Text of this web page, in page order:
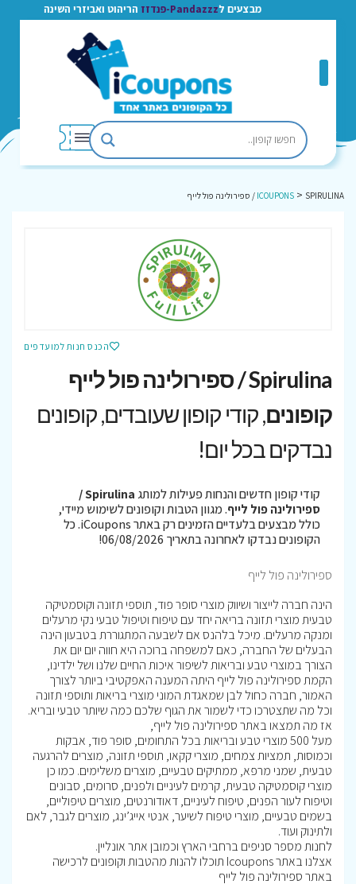
מבצעים לPandazzz-פנדזז הריהוט ואביזרי השינה
ICOUPONS > SPIRULINA / ספירולינה פול לייף
הכנס חנות למועדפים
Spirulina / ספירולינה פול לייף
קופונים, קודי קופון שעובדים, קופונים
נבדקים בכל יום!
קודי קופון חדשים והנחות פעילות למותג
Spirulina /
ספירולינה פול לייף. מגוון הטבות וקופונים לשימוש מיידי,
כולל מבצעים בלעדיים הזמינים רק באתר iCoupons. כל
הקופונים נבדקו לאחרונה בתאריך 06/08/2026!
ספירולינה פול לייף
הינה חברה לייצור ושיווק מוצרי סופר פוד, תוספי תזונה וקוסמטיקה
טבעית מוצרי תזונה בריאה יחד עם טיפוח וטיפול טבעי נקי מרעלים
ומנקה מרעלים. מיכל בלהנס אם לשבעה המתגוררת בטבעון הינה
הבעלים של החברה, כאם למשפחה ברוכה היא חווה יום יום את
הצורך במוצרי טבע ובריאות לשיפור איכות החיים שלנו ושל ילדינו,
הקמת ספירולינה פול לייף היתה המענה האפקטיבי ביותר לצורך
האמור, חברה כחול לבן שמאגדת המוני מוצרי בריאות ותוספי תזונה
וכל מה שתצטרכו כדי לשמור את הגוף שלכם כמה שיותר טבעי ובריא.
אז מה תמצאו באתר ספירולינה פול לייף,
מעל 500 מוצרי טבע ובריאות בכל התחומים, סופר פוד, אבקות
וכמוסות, תמציות צמחים, מוצרי קקאו, תוספי תזונה, מוצרים להרגעה
טבעית, שמני מרפא, ממתיקים טבעיים, מוצרים משלימים. כמו כן
מוצרי קוסמטיקה טבעית, קרמים לעיניים ולפנים, סרומים, סבונים
וטיפוח לעור הפנים, טיפוח לעיניים, דאודורנטים, מוצרים טיפוליים,
בשמים טבעיים, מוצרי טיפוח לשיער, אנטי אייג’ינג, מוצרים לגבר, לאם
ולתינוק ועוד.
לחנות מספר סניפים ברחבי הארץ וכמובן אתר אונליין.
אצלנו באתר Icoupons תוכלו להנות מהטבות וקופונים לרכישה
באתר ספירולינה פול לייף